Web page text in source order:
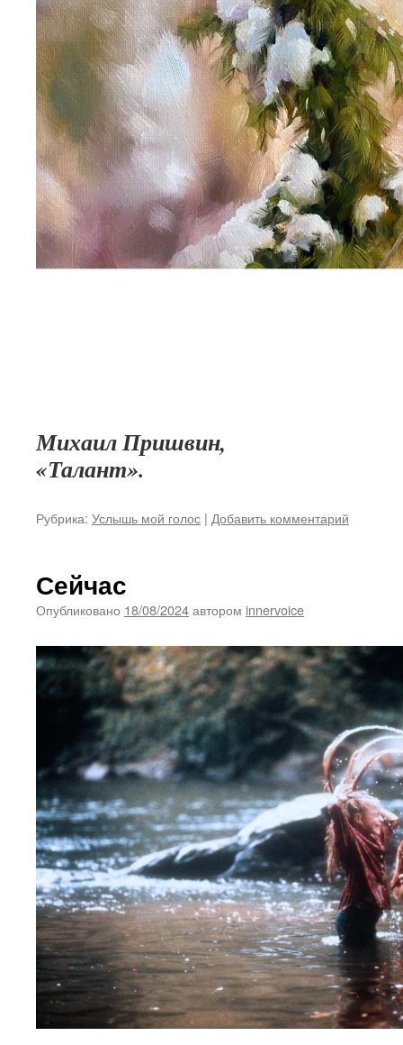
Михаил Пришвин,
«Талант».
Рубрика: Услышь мой голос | Добавить комментарий
Сейчас
Опубликовано 18/08/2024автором innervoice